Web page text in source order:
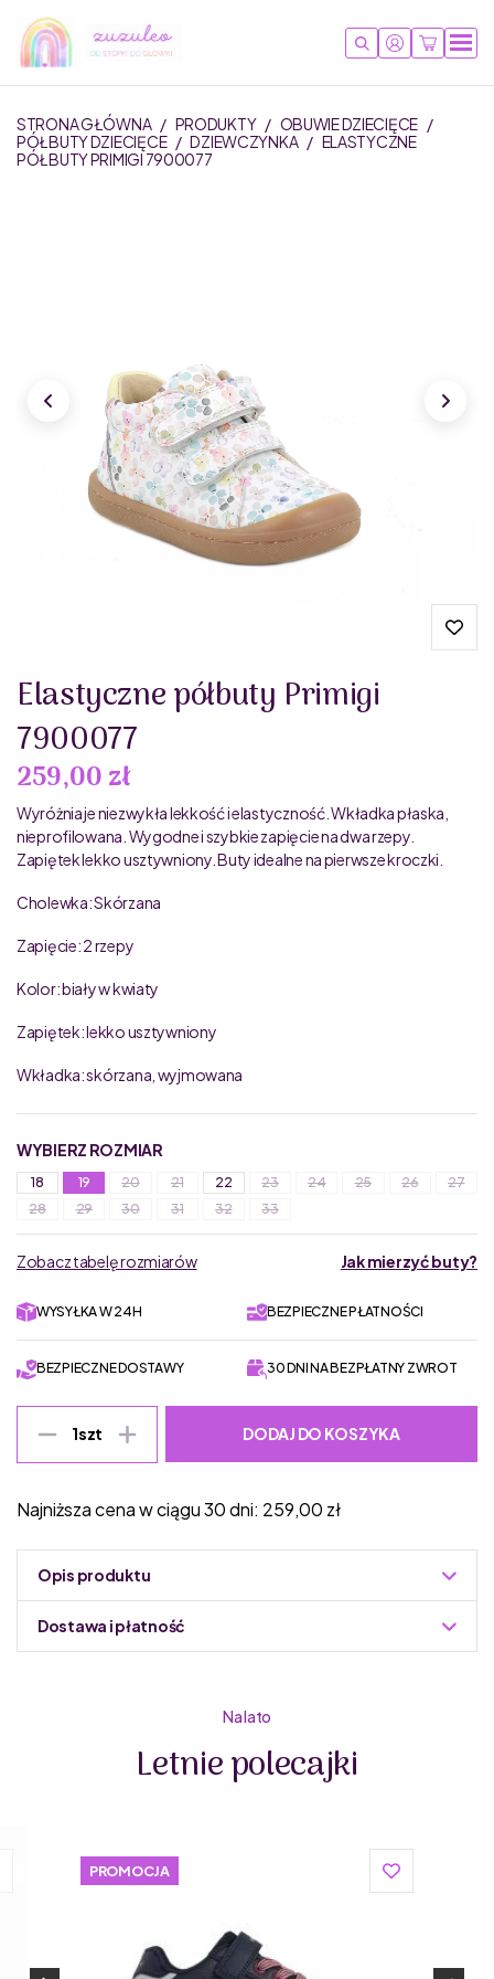
STRONA GŁÓWNA / PRODUKTY / OBUWIE DZIECIĘCE /
PÓŁBUTY DZIECIĘCE / DZIEWCZYNKA / ELASTYCZNE
PÓŁBUTY PRIMIGI 7900077
Elastyczne półbuty Primigi
7900077
259,00 zł
Wyróżnia je niezwykła lekkość i elastyczność. Wkładka płaska,
nieprofilowana. Wygodne i szybkie zapięcie na dwa rzepy.
Zapiętek lekko usztywniony. Buty idealne na pierwsze kroczki.
Cholewka: Skórzana
Zapięcie: 2 rzepy
Kolor: biały w kwiaty
Zapiętek: lekko usztywniony
Wkładka: skórzana, wyjmowana
WYBIERZ ROZMIAR
18 19 20 21 22 23 24 25 26
27
28
29 30 31 32 33
Zobacz tabelę rozmiarów Jak mierzyć buty?
WYSYŁKA W 24H BEZPIECZNE PŁATNOŚCI
BEZPIECZNE DOSTAWY 30 DNI NA BEZPŁATNY ZWROT
1szt DODAJ DO KOSZYKA
Najniższa cena w ciągu 30 dni: 259,00 zł
Opis produktu
Primigi to włoska marka, która na rynku działa od 1976
roku. Primigi tworzy buty dla dzieci dopasowane do
barefoot. Włoscy projektanci butów dla dzieci z Primigi
tworzą obuwie z wysokiej jakości materiałów, z dbałością
Dostawa i płatność
Na lato
Letnie polecajki
PROMOCJA